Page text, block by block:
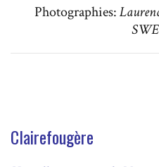
Photographies:
Clairefougère